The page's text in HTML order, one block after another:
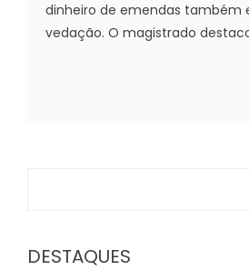
dinheiro de emendas também
vedação. O magistrado
DESTAQUES